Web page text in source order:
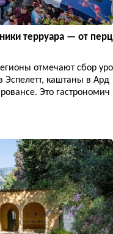
терруара — от перц
отмечают сбор уро
каштаны в Ард
Это гастрономич